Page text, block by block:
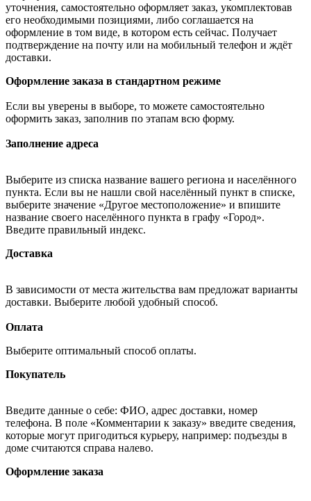
уточнения, самостоятельно оформляет заказ, укомплектовав
его необходимыми позициями, либо соглашается на
оформление в том виде, в котором есть сейчас. Получает
подтверждение на почту или на мобильный телефон и ждёт
доставки.
Оформление заказа в стандартном режиме
Если вы уверены в выборе, то можете самостоятельно
оформить заказ, заполнив по этапам всю форму.
Заполнение адреса
Выберите из списка название вашего региона и населённого
пункта. Если вы не нашли свой населённый пункт в списке,
выберите значение «Другое местоположение» и впишите
название своего населённого пункта в графу «Город».
Введите правильный индекс.
Доставка
В зависимости от места жительства вам предложат варианты
доставки. Выберите любой удобный способ.
Оплата
Выберите оптимальный способ оплаты.
Покупатель
Введите данные о себе: ФИО, адрес доставки, номер
телефона. В поле «Комментарии к заказу» введите сведения,
которые могут пригодиться курьеру, например: подъезды в
доме считаются справа налево.
Оформление заказа